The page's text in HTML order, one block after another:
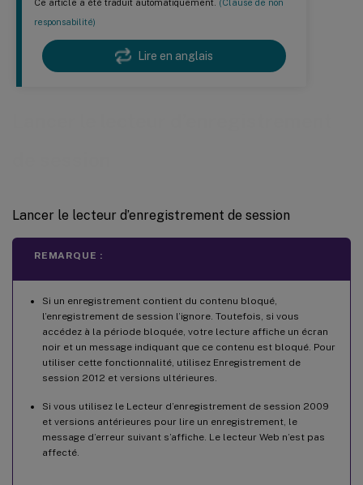
Ce article a été traduit automatiquement. (Clause de non
responsabilité)
Lire en anglais
Lancer le lecteur d’enregistrement de session
REMARQUE :
Si un enregistrement contient du contenu bloqué,
l’enregistrement de session l’ignore. Toutefois, si vous
accédez à la période bloquée, votre lecture affiche un écran
noir et un message indiquant que ce contenu est bloqué. Pour
utiliser cette fonctionnalité, utilisez Enregistrement de
session 2012 et versions ultérieures.
Si vous utilisez le Lecteur d’enregistrement de session 2009
et versions antérieures pour lire un enregistrement, le
message d’erreur suivant s’affiche. Le lecteur Web n’est pas
affecté.